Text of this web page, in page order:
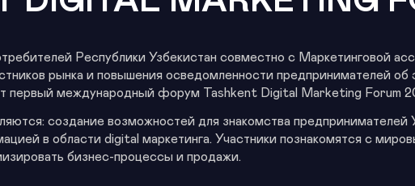
Республики Узбекистан совместно с Маркетинговой
рынка и повышения осведомленности предпринимателей
первый международный форум Tashkent Digital Marketing Forum
создание возможностей для знакомства
в области digital маркетинга. Участники познакомятся с
бизнес-процессы и продажи.